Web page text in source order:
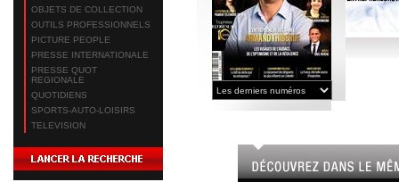
OBJETS DE COLLECTION
OUTILS PROFESSIONNELS
PICTURE PEOPLE
PRESSE INTERNATIONALE
PRESSE QUOT
REGIONALE
QUOTIDIENS
SPORTS-AUTO-LOISIRS
TELEVISION